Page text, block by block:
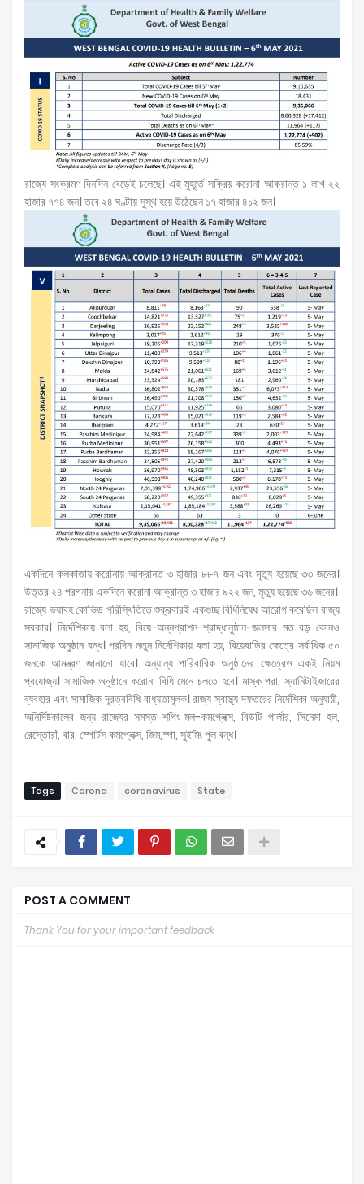
রাজ্যে সংক্রমণ দিনদিন বেড়েই চলেছে। এই মুহূর্তে সক্রিয় করোনা আক্রান্ত ১ লাখ ২২
হাজার ৭৭৪ জন। তবে ২৪ ঘণ্টায় সুস্থ হয়ে উঠেছেন ১৭ হাজার ৪১২ জন।
একদিনে কলকাতায় করোনায় আক্রান্ত ৩ হাজার ৮৮৭ জন এবং মৃত্যু হয়েছে ৩৩ জনের।
উত্তর ২৪ পরগনায় একদিনে করোনা আক্রান্ত ৩ হাজার ৯২২ জন, মৃত্যু হয়েছে ৩৬ জনের।
রাজ্যে ভয়াবহ কোভিড পরিস্থিতিতে শুক্রবারই একগুচ্ছ বিধিনিষেধ আরোপ করেছিল রাজ্য
সরকার। নির্দেশিকায় বলা হয়, বিয়ে-অন্নপ্রাশন-শ্রাদ্ধানুষ্ঠান-জলসার মত বড় কোনও
সামাজিক অনুষ্ঠান বন্ধ। পরদিন নতুন নির্দেশিকায় বলা হয়, বিয়েবাড়ির ক্ষেত্রে সর্বাধিক ৫০
জনকে আমন্ত্রণ জানানো যাবে। অন্যান্য পারিবারিক অনুষ্ঠানের ক্ষেত্রেও একই নিয়ম
প্রযোজ্য। সামাজিক অনুষ্ঠানে করোনা বিধি মেনে চলতে হবে। মাস্ক পরা, স্যানিটাইজারের
ব্যবহার এবং সামাজিক দূরত্ববিধি বাধ্যতামূলক। রাজ্য স্বাস্থ্য দফতরের নির্দেশিকা অনুযায়ী,
অনির্দিষ্টকালের জন্য রাজ্যের সমস্ত শপিং মল-কমপ্লেক্স, বিউটি পার্লার, সিনেমা হল,
রেস্তোরাঁ, বার, স্পোর্টস কমপ্লেক্স, জিম,স্পা, সুইমিং পুল বন্ধ।
Tags Corona coronavirus State
POST A COMMENT
Thank You for your important feedback